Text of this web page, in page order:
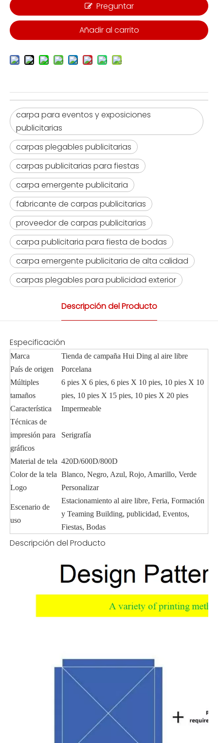
Preguntar
Añadir al carrito
carpa para eventos y exposiciones
publicitarias
carpas plegables publicitarias
carpas publicitarias para fiestas
carpa emergente publicitaria
fabricante de carpas publicitarias
proveedor de carpas publicitarias
carpa publicitaria para fiesta de bodas
carpa emergente publicitaria de alta calidad
carpas plegables para publicidad exterior
Descripción del Producto
Especificación
Marca
Tienda de campaña Hui Ding al aire libre
País de origen
Porcelana
Múltiples
tamaños
6 pies X 6 pies, 6 pies X 10 pies, 10 pies X 10
pies, 10 pies X 15 pies, 10 pies X 20 pies
Característica
Impermeable
Técnicas de
impresión para
gráficos
Serigrafía
Material de tela 420D/600D/800D
Color de la tela Blanco, Negro, Azul, Rojo, Amarillo, Verde
Logo
Personalizar
Escenario de
uso
Estacionamiento al aire libre, Feria, Formación
y Teaming Building, publicidad, Eventos,
Fiestas, Bodas
Descripción del Producto